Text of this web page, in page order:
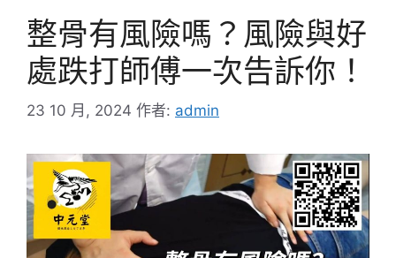
整骨有風險嗎？風險與好
處跌打師傅一次告訴你！
23 10 月, 2024 作者: admin